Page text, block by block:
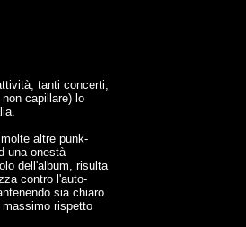
tanti concerti,
capillare) lo
altre punk-
una onestà
dell'album, risulta
contro l'auto-
sia chiaro
rispetto